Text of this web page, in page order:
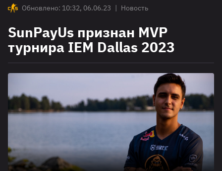
Обновлено: 10:32, 06.06.23 | Новость
SunPayUs признан MVP
турнира IEM Dallas 2023